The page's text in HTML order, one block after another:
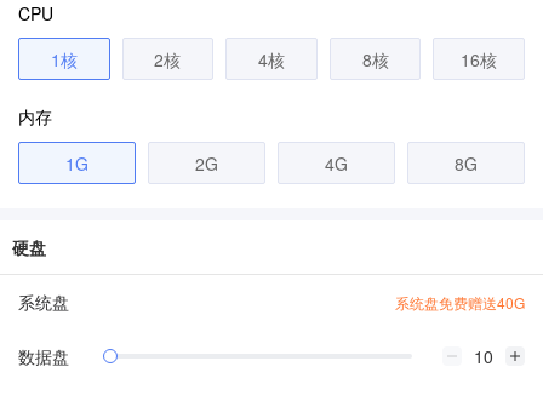
CPU
1核
2核 4核 8核 16核
内存
1G
2G 4G 8G
硬盘
系统盘 系统盘免费赠送40G
数据盘